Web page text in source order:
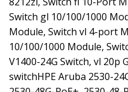
Switch gl 10/100/1000
Module, Switch vl 4-port
10/100/1000 Module,
V1400-24G Switch, vl 20p
switchHPE Aruba 2530-